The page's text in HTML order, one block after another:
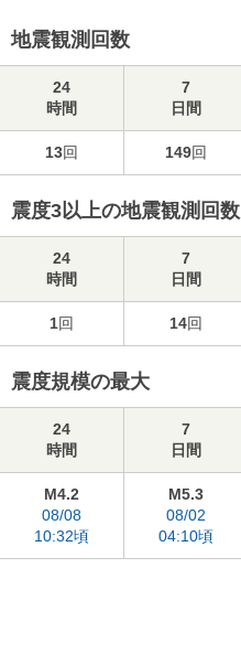
地震観測回数
24
時間
7
日間
13回 149回
震度3以上の地震観測回数
24
時間
7
日間
1回 14回
震度規模の最大
24
時間
7
日間
M4.2
08/08
10:32頃
M5.3
08/02
04:10頃